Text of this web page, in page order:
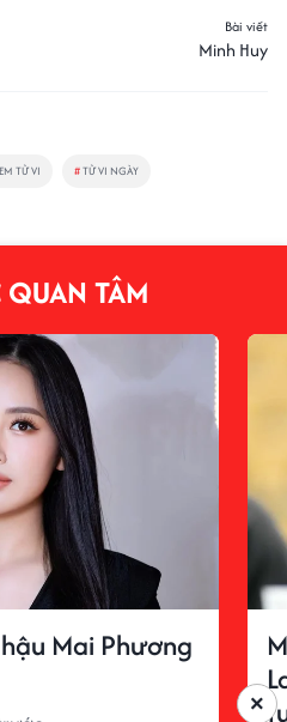
Bài viết
Minh Huy
TỬ VI #TỬ VI NGÀY
TÂM
Mai Phương
×